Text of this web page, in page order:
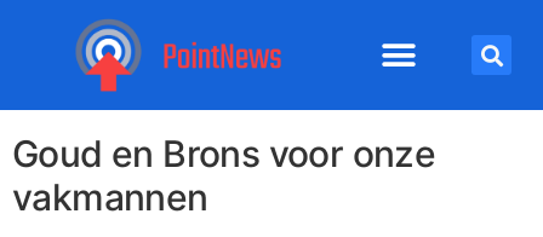
Goud en Brons voor onze
vakmannen